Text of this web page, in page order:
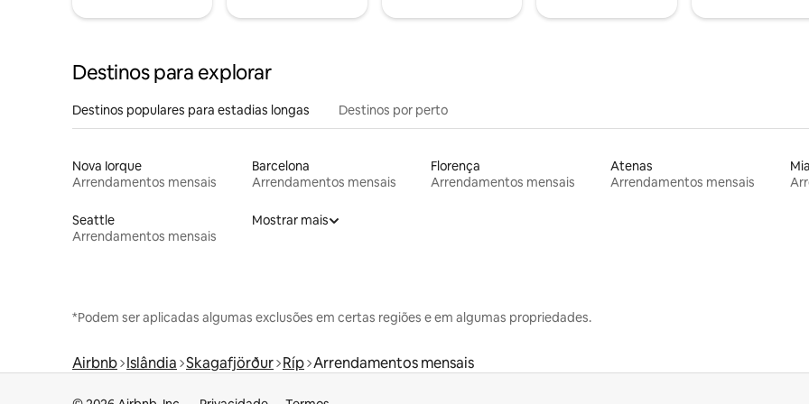
Destinos para explorar
Destinos populares para estadias longas Destinos por perto
Nova Iorque
Arrendamentos mensais
Barcelona
Arrendamentos mensais
Florença
Arrendamentos mensais
Atenas
Arrendamentos mensais
Seattle
Arrendamentos mensais
Mostrar mais
*Podem ser aplicadas algumas exclusões em certas regiões e em algumas propriedades.
Airbnb Islândia Skagafjörður Ríp Arrendamentos mensais